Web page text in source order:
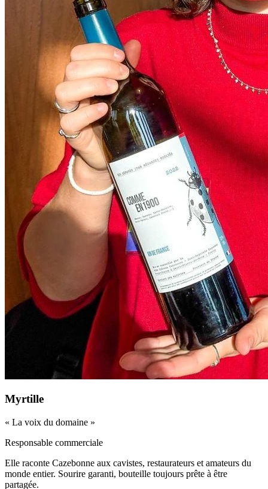
Myrtille
« La voix du domaine »
Responsable commerciale
Elle raconte Cazebonne aux cavistes, restaurateurs et amateurs du
monde entier. Sourire garanti, bouteille toujours prête à être
partagée.